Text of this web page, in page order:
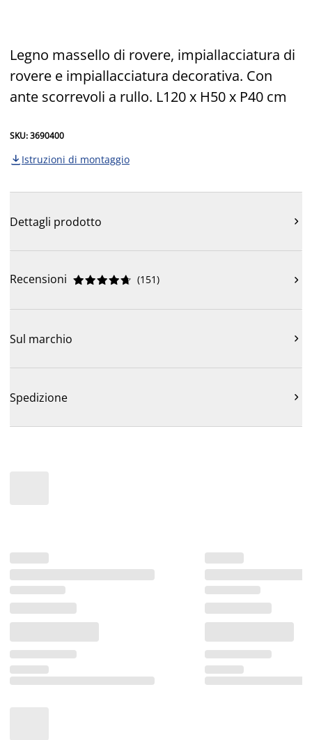
Legno massello di rovere, impiallacciatura di
rovere e impiallacciatura decorativa. Con
ante scorrevoli a rullo. L120 x H50 x P40 cm
SKU: 3690400
 Istruzioni di montaggio
Dettagli prodotto 
Recensioni 




 (151) 
Sul marchio 
Spedizione 